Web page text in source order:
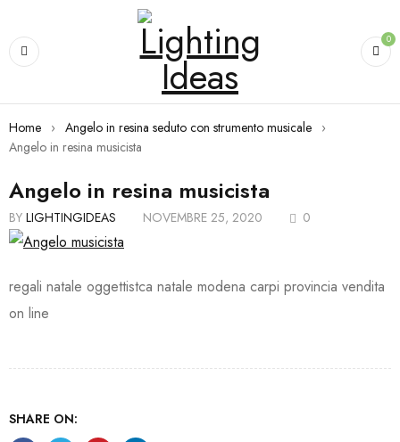
0
Home › Angelo in resina seduto con strumento musicale ›
Angelo in resina musicista
Angelo in resina musicista
BY LIGHTINGIDEAS NOVEMBRE 25, 2020 0
regali natale oggettistca natale modena carpi provincia vendita
on line
SHARE ON: